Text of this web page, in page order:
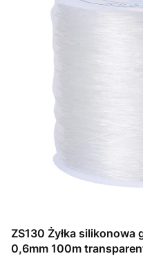
ZS130 Żyłka
0,6mm 100m